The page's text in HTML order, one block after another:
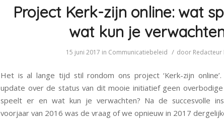
Project Kerk-zijn online: wat
wat kun je
15 juni 2017 in Communicatiebeleid / door Redacteur
Het is al lange tijd stil rondom ons project ‘Kerk-zijn
update over de status van dit mooie initiatief geen
speelt er en wat kun je verwachten? Na de succesvolle
voorjaar van 2016 was de vraag of we opnieuw in 2017